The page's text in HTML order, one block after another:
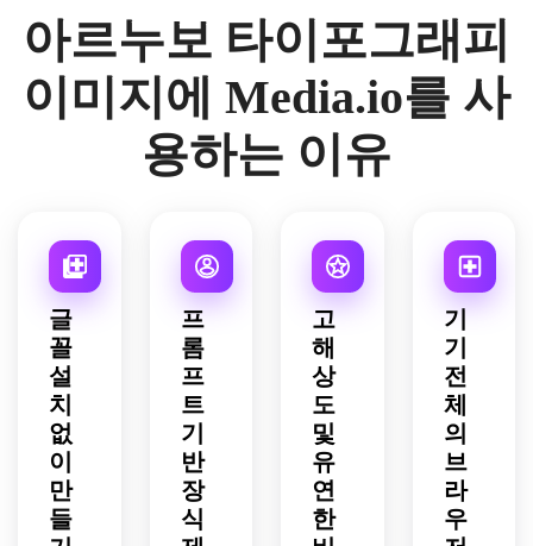
한 라
인 워
크,
중앙
구성,
면서
도 읽
기 쉬
운 제
목을
사용
하세
요.
헤드
라인
을 선
명하
고 고
급스
럽게
해 세
련된
느낌
이 들
어야
합니
랜드
아이
덴티
티 개
념에
적합
하도
세요.
마법
같고,
장식
적이
이어
야 합
니다.
와 골
드 팔
레트,
미묘
한 엠
조명,
세련
대장
스타
일을
사용
하세
요.
모노
그램
을 우
장식
용 테
두리,
호박
색,
이끼
녹색,
앤틱
골드,
톤을
하고,
식물
팔레
트,
편집
간격,
된 라
인 밸
멀리
스트
더로
바꾸
세요.
깔끔
지와
차콜
미묘
한 빈
티지
우아
함,
현대
적인
선명
함과
아르누보 타이포그래피
이미지에 Media.io를 사
용하는 이유
글
꼴
설
치
없
이
만
들
프
롬
프
트
기
반
장
식
고
해
상
도
및
유
연
한
기
기
전
체
의
브
라
우